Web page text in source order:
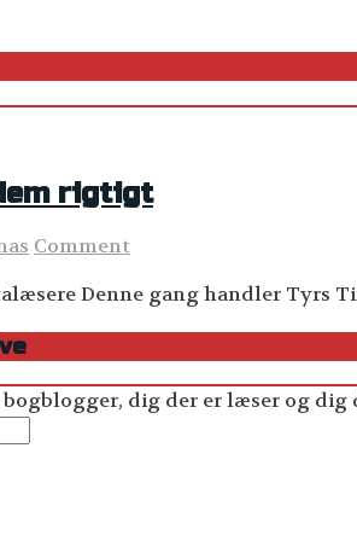
rigtigt
Comment
Denne gang handler Tyrs
dig der er læser og dig